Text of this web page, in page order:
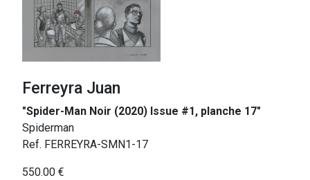
Ferreyra Juan
"Spider-Man Noir (2020) Issue #1, planche 17"
Spiderman
Ref. FERREYRA-SMN1-17
550.00 €